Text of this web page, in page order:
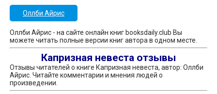
Оллби Айрис
Оллби Айрис - на сайте онлайн книг booksdaily.club Вы
можете читать полные версии книг автора в одном месте.
Капризная невеста отзывы
Отзывы читателей о книге Капризная невеста, автор: Оллби
Айрис. Читайте комментарии и мнения людей о
произведении.